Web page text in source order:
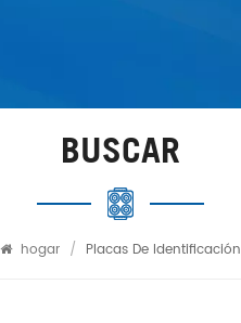
BUSCAR
hogar / Placas De Identificación